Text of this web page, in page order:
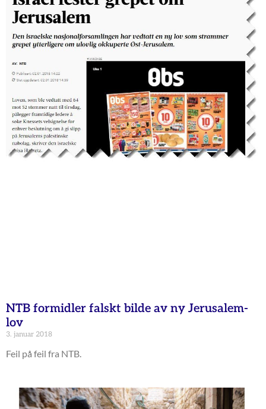
NTB formidler falskt bilde av ny Jerusalem-
lov
3. januar 2018
Feil på feil fra NTB.